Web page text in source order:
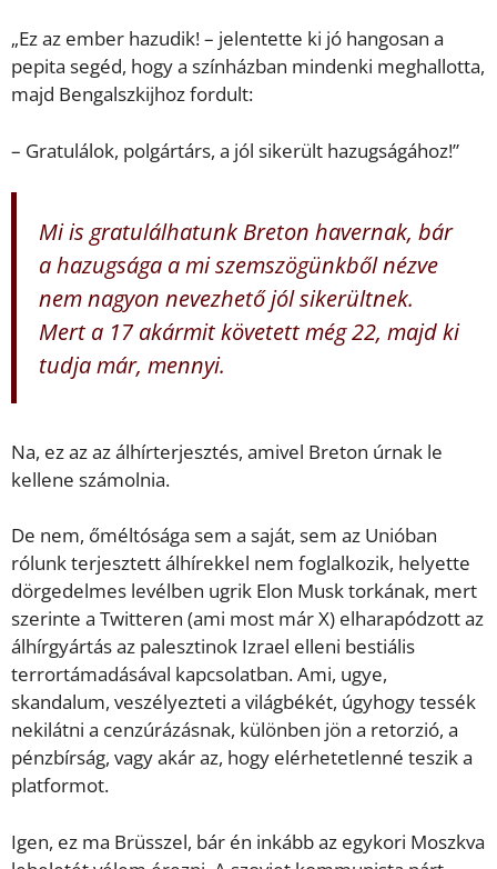
„Ez az ember hazudik! – jelentette ki jó hangosan a
pepita segéd, hogy a színházban mindenki meghallotta,
majd Bengalszkijhoz fordult:
– Gratulálok, polgártárs, a jól sikerült hazugságához!”
Mi is gratulálhatunk Breton havernak, bár
a hazugsága a mi szemszögünkből nézve
nem nagyon nevezhető jól sikerültnek.
Mert a 17 akármit követett még 22, majd ki
tudja már, mennyi.
Na, ez az az álhírterjesztés, amivel Breton úrnak le
kellene számolnia.
De nem, őméltósága sem a saját, sem az Unióban
rólunk terjesztett álhírekkel nem foglalkozik, helyette
dörgedelmes levélben ugrik Elon Musk torkának, mert
szerinte a Twitteren (ami most már X) elharapódzott az
álhírgyártás az palesztinok Izrael elleni bestiális
terrortámadásával kapcsolatban. Ami, ugye,
skandalum, veszélyezteti a világbékét, úgyhogy tessék
nekilátni a cenzúrázásnak, különben jön a retorzió, a
pénzbírság, vagy akár az, hogy elérhetetlenné teszik a
platformot.
Igen, ez ma Brüsszel, bár én inkább az egykori Moszkva